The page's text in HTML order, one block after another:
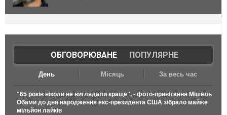
ОБГОВОРЮВАНЕ| ПОПУЛЯРНЕ
День Місяць За весь час
"65 років ніколи не виглядали краще", - фото-привітання Мішель
Обами до дня народження екс-президента США зібрало майже
мільйон лайків